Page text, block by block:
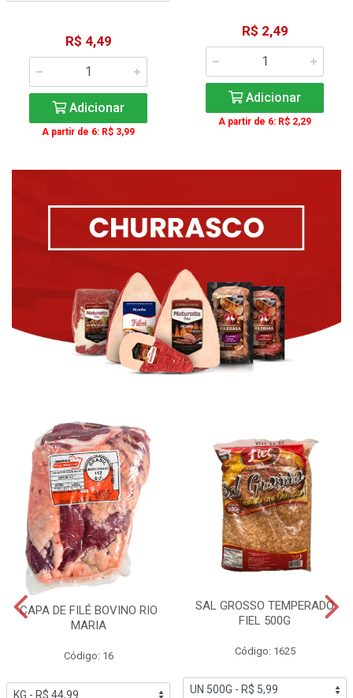
R$ 4,49
Adicionar
A partir de 6: R$ 3,99
R$ 2,49
Adicionar
A partir de 6: R$ 2,29
CAPA DE FILÉ BOVINO RIO
MARIA
Código: 16
SAL GROSSO TEMPERADO
FIEL 500G
Código: 1625